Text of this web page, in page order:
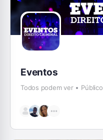
Eventos
Todos podem ver Público